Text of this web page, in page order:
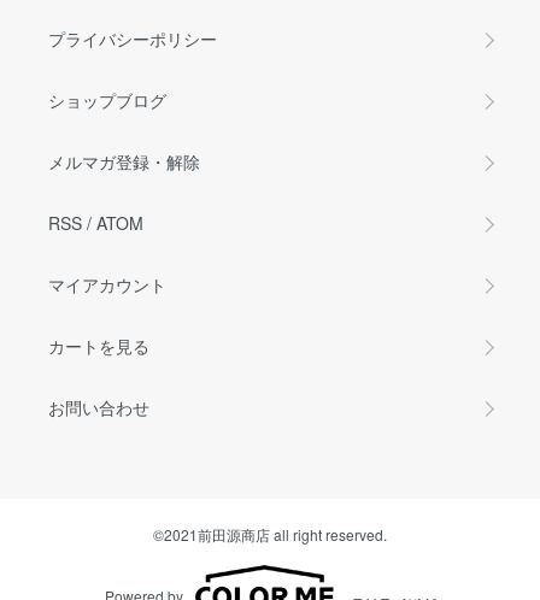
プライバシーポリシー
ショップブログ
メルマガ登録・解除
RSS / ATOM
マイアカウント
カートを見る
お問い合わせ
©2021前田源商店 all right reserved.